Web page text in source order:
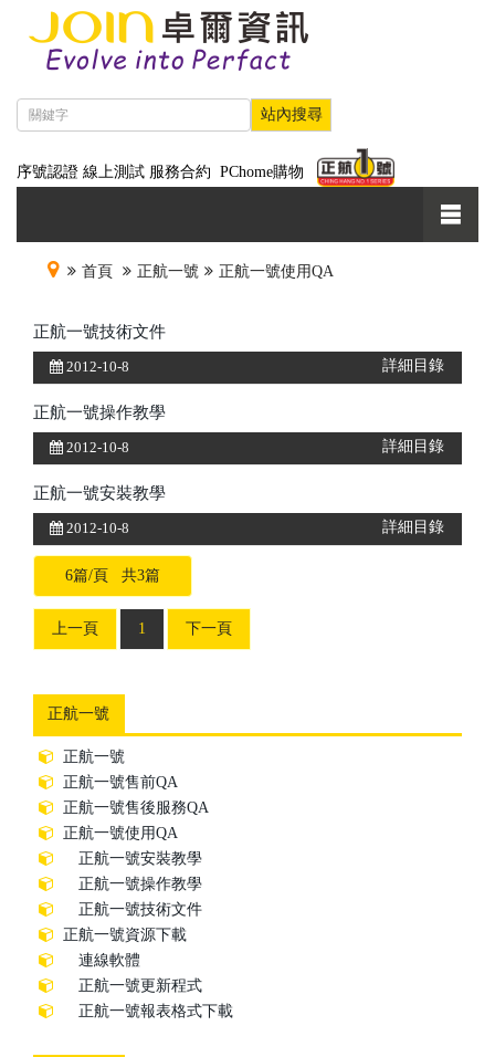
序號認證 線上測試 服務合約 PChome購物
首頁 正航一號 正航一號使用QA
正航一號技術文件
2012-10-8 詳細目錄
正航一號操作教學
2012-10-8 詳細目錄
正航一號安裝教學
2012-10-8 詳細目錄
6篇/頁 共3篇
上一頁 1 下一頁
正航一號
正航一號
正航一號售前QA
正航一號售後服務QA
正航一號使用QA
正航一號安裝教學
正航一號操作教學
正航一號技術文件
正航一號資源下載
連線軟體
正航一號更新程式
正航一號報表格式下載